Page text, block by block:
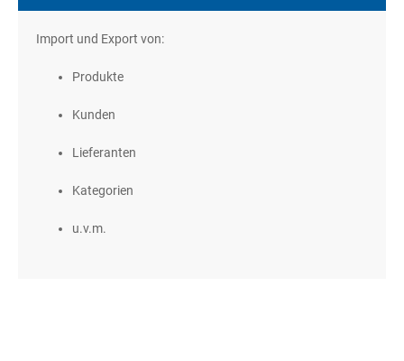
Import und Export von:
Produkte
Kunden
Lieferanten
Kategorien
u.v.m.